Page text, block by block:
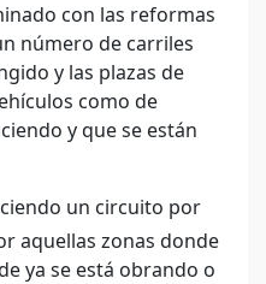
con las reformas
número de carriles
y las plazas de
como de
y que se están
un circuito por
aquellas zonas donde
ya se está obrando o